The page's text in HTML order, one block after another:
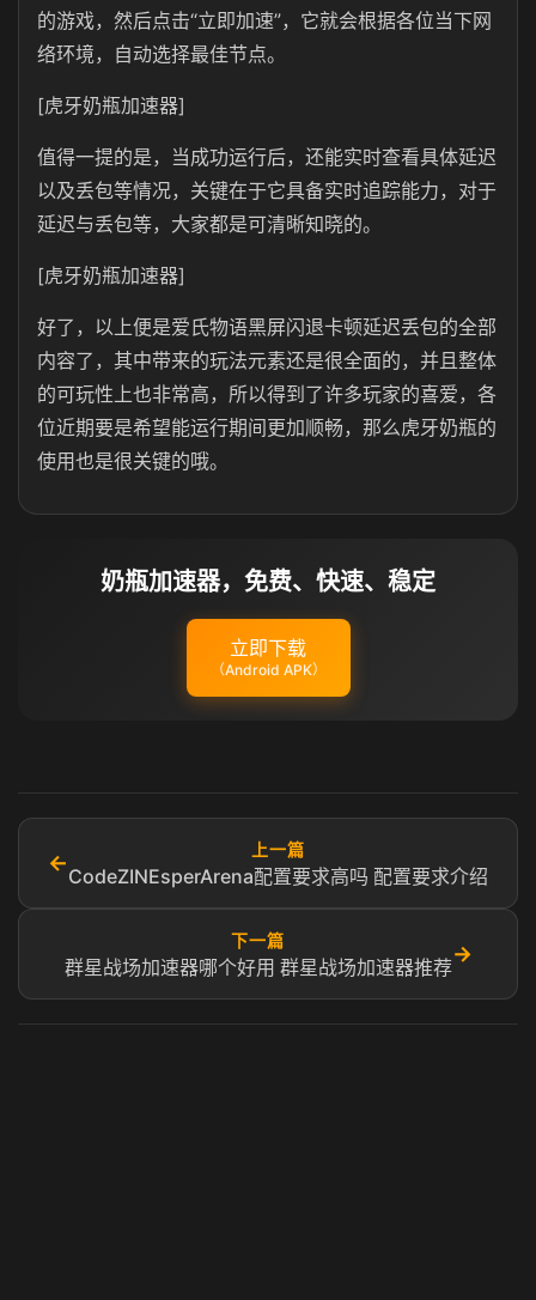
的游戏，然后点击“立即加速”，它就会根据各位当下网
络环境，自动选择最佳节点。
[虎牙奶瓶加速器]
值得一提的是，当成功运行后，还能实时查看具体延迟
以及丢包等情况，关键在于它具备实时追踪能力，对于
延迟与丢包等，大家都是可清晰知晓的。
[虎牙奶瓶加速器]
好了，以上便是爱氏物语黑屏闪退卡顿延迟丢包的全部
内容了，其中带来的玩法元素还是很全面的，并且整体
的可玩性上也非常高，所以得到了许多玩家的喜爱，各
位近期要是希望能运行期间更加顺畅，那么虎牙奶瓶的
使用也是很关键的哦。
奶瓶加速器，免费、快速、稳定
立即下载
（Android APK）
←
上一篇
CodeZINEsperArena配置要求高吗 配置要求介绍
下一篇
群星战场加速器哪个好用 群星战场加速器推荐
→